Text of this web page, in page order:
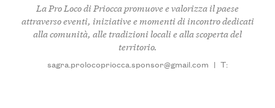
LaPro Loco di Prioccapromuove e valorizza il paese
attraverso eventi, iniziative e momenti di incontro dedicati
alla comunità, alle tradizioni locali e alla scoperta del
territorio.
sagra.prolocopriocca.sponsor@gmail.com | T: